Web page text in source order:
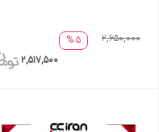
5 %
2,650,000
2,517,500